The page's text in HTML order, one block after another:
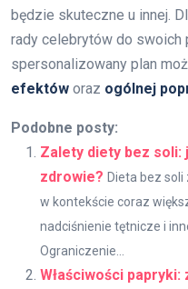
będzie skuteczne u innej.
rady celebrytów do swoich
spersonalizowany plan
efektów oraz ogólnej
Podobne posty:
Zalety diety bez soli:
zdrowie? Dieta bez
w kontekście coraz
nadciśnienie tętnicze i
Ograniczenie...
Właściwości